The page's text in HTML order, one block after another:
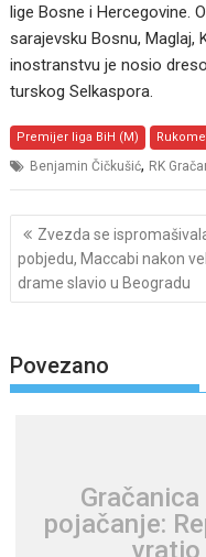
lige Bosne i Hercegovine.
sarajevsku Bosnu, Maglaj,
inostranstvu je nosio
turskog Selkaspora.
Premijer liga BiH (M)
Benjamin Čičkušić, RK
Post
navigation
Zvezda se
pobjedu, Maccabi nakon
drame slavio u Beogradu
Povezano
pojačanje:
vratio